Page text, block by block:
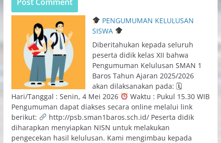
PENGUMUMAN KELULUSAN
SISWA
Diberitahukan kepada seluruh
peserta didik kelas XII bahwa
Pengumuman Kelulusan SMAN 1
Baros Tahun Ajaran 2025/2026
akan dilaksanakan pada: 🗓
Hari/Tanggal : Senin, 4 Mei 2026
Waktu : Pukul 15.30 WIB
Pengumuman dapat diakses secara online melalui link
berikut:
http://psb.sman1baros.sch.id/ Peserta didik
diharapkan menyiapkan NISN untuk melakukan
pengecekan hasil kelulusan. Kami mengimbau kepada